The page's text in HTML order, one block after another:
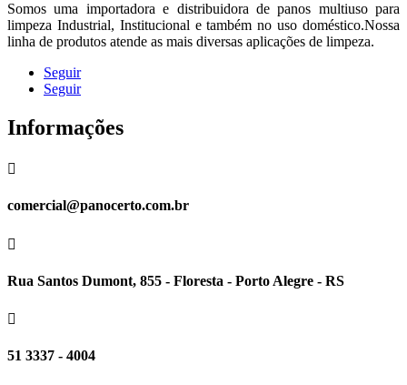
Somos uma importadora e distribuidora de panos multiuso para
limpeza Industrial, Institucional e também no uso doméstico.Nossa
linha de produtos atende as mais diversas aplicações de limpeza.
Seguir
Seguir
Informações

comercial@panocerto.com.br

Rua Santos Dumont, 855 - Floresta - Porto Alegre - RS

51 3337 - 4004